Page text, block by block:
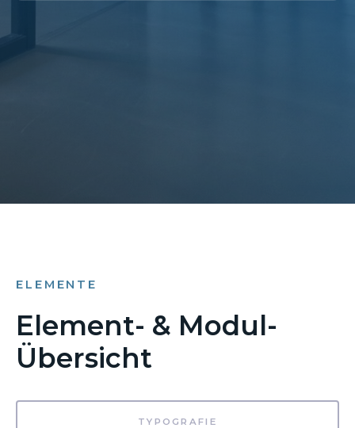
ELEMENTE
Element- & Modul-
Übersicht
TYPOGRAFIE